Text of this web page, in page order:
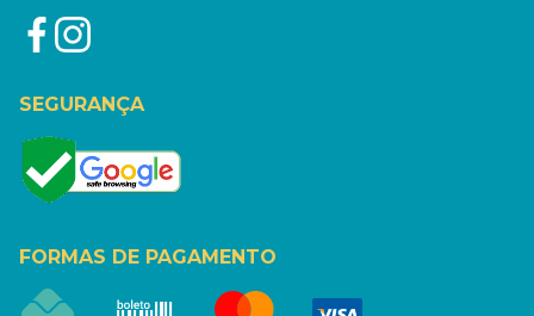
SEGURANÇA
FORMAS DE PAGAMENTO